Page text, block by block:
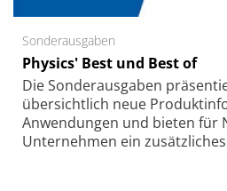
Sonderausgaben
Physics' Best und Best of
Die Sonder­ausgaben
übersichtlich neue
Anwendungen und bieten für
Unternehmen ein